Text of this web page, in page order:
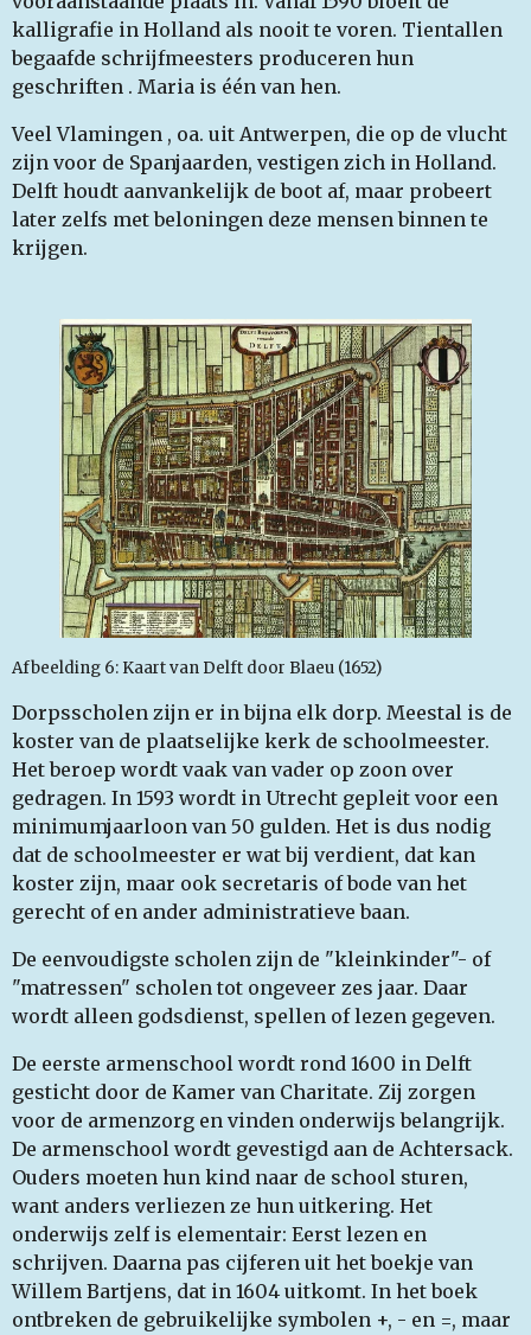
kalligrafie in Holland als nooit te voren. Tientallen
begaafde schrijfmeesters produceren hun
geschriften . Maria is één van hen.
Veel Vlamingen , oa. uit Antwerpen, die op de vlucht
zijn voor de Spanjaarden, vestigen zich in Holland.
Delft houdt aanvankelijk de boot af, maar probeert
later zelfs met beloningen deze mensen binnen te
krijgen.
Afbeelding 6: Kaart van Delft door Blaeu (1652)
Dorpsscholen zijn er in bijna elk dorp. Meestal is de
koster van de plaatselijke kerk de schoolmeester.
Het beroep wordt vaak van vader op zoon over
gedragen. In 1593 wordt in Utrecht gepleit voor een
minimumjaarloon van 50 gulden. Het is dus nodig
dat de schoolmeester er wat bij verdient, dat kan
koster zijn, maar ook secretaris of bode van het
gerecht of en ander administratieve baan.
De eenvoudigste scholen zijn de "kleinkinder"- of
"matressen" scholen tot ongeveer zes jaar. Daar
wordt alleen godsdienst, spellen of lezen gegeven.
De eerste armenschool wordt rond 1600 in Delft
gesticht door de Kamer van Charitate. Zij zorgen
voor de armenzorg en vinden onderwijs belangrijk.
De armenschool wordt gevestigd aan de Achtersack.
Ouders moeten hun kind naar de school sturen,
want anders verliezen ze hun uitkering. Het
onderwijs zelf is elementair: Eerst lezen en
schrijven. Daarna pas cijferen uit het boekje van
Willem Bartjens, dat in 1604 uitkomt. In het boek
ontbreken de gebruikelijke symbolen +, - en =, maar